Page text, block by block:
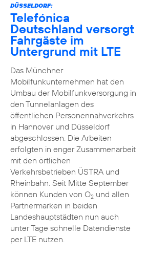
DÜSSELDORF:
Telefónica
Deutschland versorgt
Fahrgäste im
Untergrund mit LTE
Das Münchner
Mobilfunkunternehmen hat den
Umbau der Mobilfunkversorgung in
den Tunnelanlagen des
öffentlichen Personennahverkehrs
in Hannover und Düsseldorf
abgeschlossen. Die Arbeiten
erfolgten in enger Zusammenarbeit
mit den örtlichen
Verkehrsbetrieben ÜSTRA und
Rheinbahn. Seit Mitte September
können Kunden von O2und allen
Partnermarken in beiden
Landeshauptstädten nun auch
unter Tage schnelle Datendienste
per LTE nutzen.